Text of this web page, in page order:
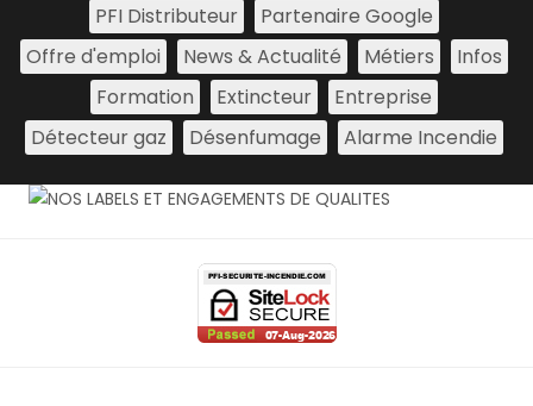
PFI Distributeur
Partenaire Google
Offre d'emploi
News & Actualité Métiers
Infos
Formation
Extincteur
Entreprise
Détecteur gaz
Désenfumage Alarme Incendie